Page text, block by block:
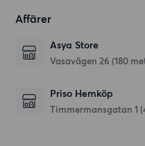
Affärer
Asya Store
Vasavägen 26 (180
Priso Hemköp
Timmermansgatan 1